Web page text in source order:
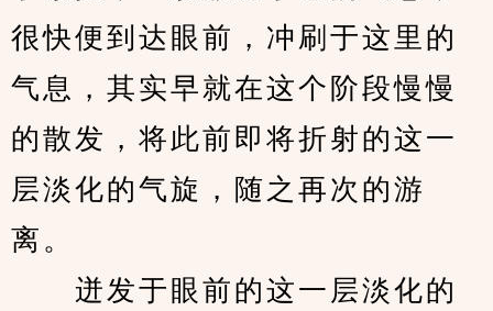
很快便到达眼前，冲刷于这里的
气息，其实早就在这个阶段慢慢
的散发，将此前即将折射的这一
层淡化的气旋，随之再次的游
离。
迸发于眼前的这一层淡化的